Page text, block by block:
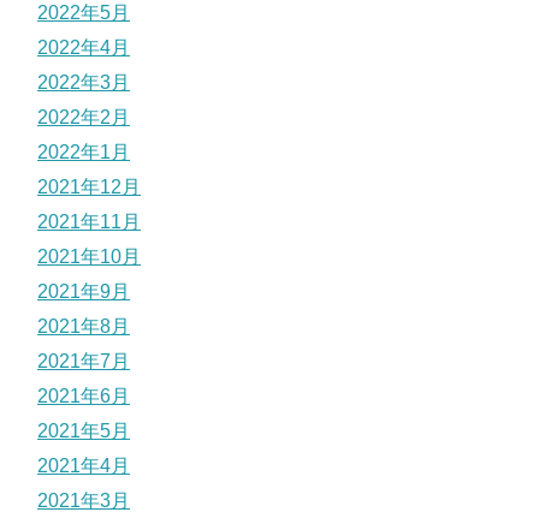
2022年5月
2022年4月
2022年3月
2022年2月
2022年1月
2021年12月
2021年11月
2021年10月
2021年9月
2021年8月
2021年7月
2021年6月
2021年5月
2021年4月
2021年3月